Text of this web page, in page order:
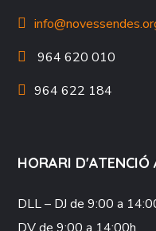
964 620 010
964 622 184
HORARI D'ATENCIÓ
DLL – DJde 9:00 a